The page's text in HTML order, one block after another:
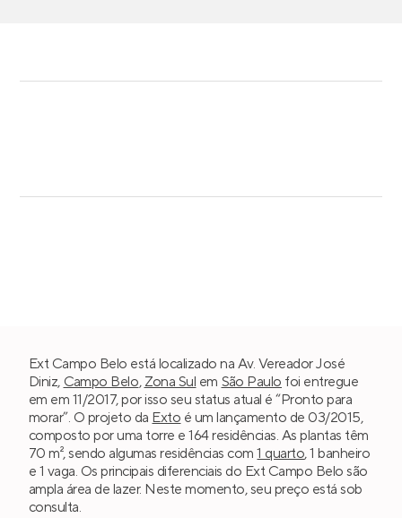
Ext Campo Belo está localizado na Av. Vereador José
Diniz, Campo Belo, Zona Sul em São Paulo foi entregue
em em 11/2017, por isso seu status atual é “Pronto para
morar”. O projeto da Exto é um lançamento de 03/2015,
composto por uma torre e 164 residências. As plantas têm
70 m², sendo algumas residências com1 quarto, 1 banheiro
e 1 vaga. Os principais diferenciais do Ext Campo Belo são
ampla área de lazer. Neste momento, seu preço está sob
consulta.